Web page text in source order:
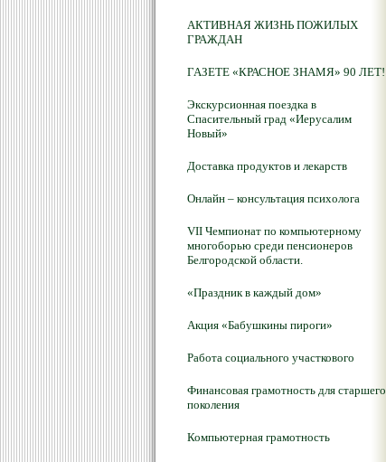
АКТИВНАЯ ЖИЗНЬ ПОЖИЛЫХ
ГРАЖДАН
ГАЗЕТЕ «КРАСНОЕ ЗНАМЯ» 90 ЛЕТ!
Экскурсионная поездка в
Спасительный град «Иерусалим
Новый»
Доставка продуктов и лекарств
Онлайн – консультация психолога
VII Чемпионат по компьютерному
многоборью среди пенсионеров
Белгородской области.
«Праздник в каждый дом»
Акция «Бабушкины пироги»
Работа социального участкового
Финансовая грамотность для старшего
поколения
Компьютерная грамотность